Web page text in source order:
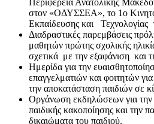
στον «ΟΔΥΣΣΕΑ», το 1ο
Εκπαίδευσης και Τεχνολογίας
Διαδραστικές παρεμβάσεις
μαθητών πρώτης σχολικής
σχετικά με την εξαφάνιση και
Ημερίδα για την
επαγγελματιών και φοιτητών
την αποκατάσταση παιδιών σε
Οργάνωση εκδηλώσεων για την
παιδικής κακοποίησης και την
δικαιώματα του παιδιού.